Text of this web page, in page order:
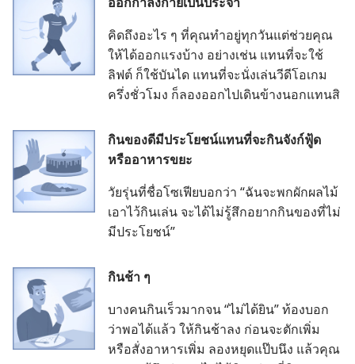
คิด​ถึง​อะไร​ ๆ ​ที่​คุณ​ทำ​อยู่​ทุก​วัน​แต่​ช่วย​คุณ​
ให้​ได้​ออก​แรง​บ้าง อย่าง​เช่น แทน​ที่​จะ​ใช้​
ลิฟต์ ก็​ใช้​บันได แทน​ที่​จะ​นั่ง​เล่น​วีดีโอ​เกม​
ครึ่ง​ชั่วโมง ก็​ลอง​ออก​ไป​เดิน​ข้าง​นอก​แทน​สิ
กิน​ของ​ดี​มี​ประโยชน์​แทน​ที่​จะ​กิน​จังก์ฟู้ด​
หรือ​อาหาร​ขยะ
วัยรุ่น​ที่​ชื่อ​โซเฟีย​บอก​ว่า “ฉัน​จะ​พก​ผัก​ผลไม้​
เอา​ไว้​กิน​เล่น จะ​ได้​ไม่​รู้สึก​อยาก​กิน​ของ​ที่​ไม่​
มี​ประโยชน์”
กิน​ช้า​ ๆ
บาง​คน​กิน​เร็ว​มาก​จน “ไม่​ได้​ยิน” ท้อง​บอก​
ว่า​พอ​ได้​แล้ว ให้​กิน​ช้า​ลง ก่อน​จะ​ตัก​เพิ่ม​
หรือ​สั่ง​อาหาร​เพิ่ม ลอง​หยุด​แป๊บ​นึง แล้ว​คุณ​